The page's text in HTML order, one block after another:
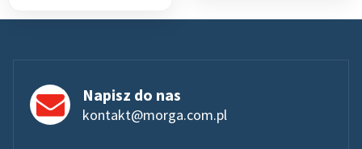
Napisz do nas
kontakt@morga.com.pl